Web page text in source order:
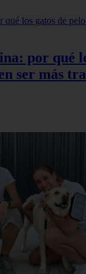
por qué
ser más